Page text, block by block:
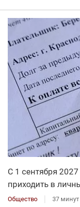
С 1 сентября
приходить в
Общество 37